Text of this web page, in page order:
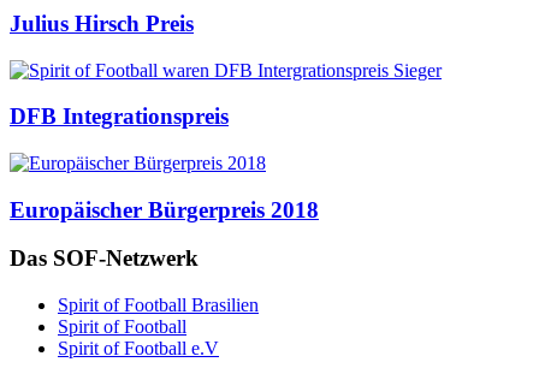
Julius Hirsch Preis
DFB Integrationspreis
Europäischer Bürgerpreis 2018
Das SOF-Netzwerk
Spirit of Football Brasilien
Spirit of Football
Spirit of Football e.V